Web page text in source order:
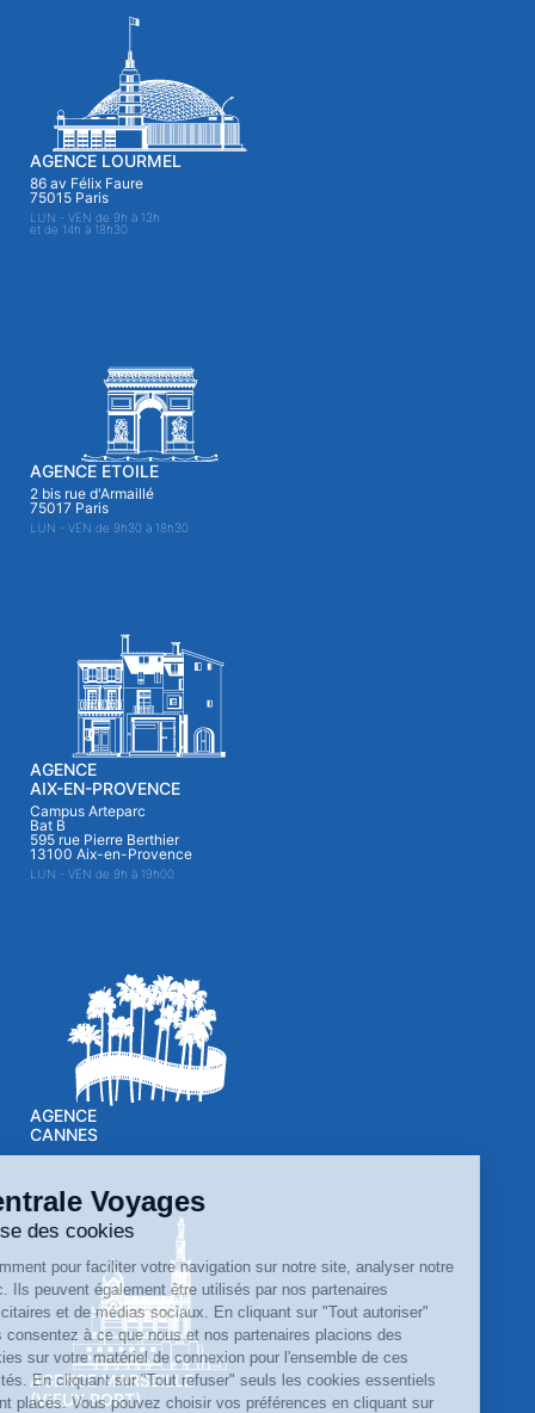
AGENCE LOURMEL
86 av Félix Faure
75015 Paris
LUN - VEN de 9h à 13h
et de 14h à 18h30
AGENCE ETOILE
2 bis rue d'Armaillé
75017 Paris
LUN - VEN de 9h30 à 18h30
AGENCE
AIX-EN-PROVENCE
Campus Arteparc
Bat B
595 rue Pierre Berthier
13100 Aix-en-Provence
LUN - VEN de 9h à 19h00
AGENCE
CANNES
AGENCE MARSEILLE
(VIEUX PORT)